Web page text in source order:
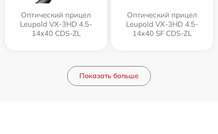
Оптический прицел
Leupold VX-3HD 4.5-
14x40 CDS-ZL
Оптический прицел
Leupold VX-3HD 4.5-
14x40 SF CDS-ZL
Показать больше